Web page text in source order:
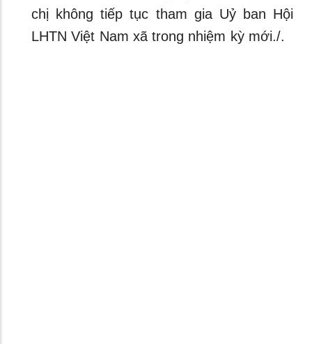
chị không tiếp tục tham gia Uỷ ban Hội
LHTN Việt Nam xã trong nhiệm kỳ mới./.